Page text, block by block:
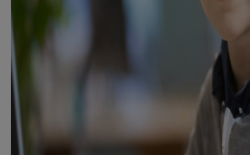
Przysługują Ci następujące uprawnienia
przetwarzania przez nas, inne podmioty z
1. Jeśli udzieliłeś zgody na przetwarzanie
chwili wycofać (cofnięcie zgody oczywiście nie
przetwarzania już dokonanego na jej podstawie);
2. Masz również prawo żądania dostępu do
sprostowania, usunięcia lub ograniczenia
przeniesienia danych, wyrażenia sprzeciwu